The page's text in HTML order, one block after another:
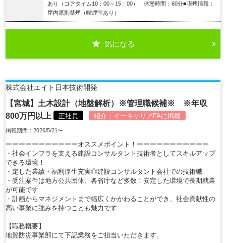
あり（コアタイム10：00～15：00） 休憩時間：60分■喫煙情報：
屋内原則禁煙（喫煙室あり）
気になる
株式会社エイト日本技術開発
【宮城】土木設計（地盤解析）※管理職候補※ ※年収
800万円以上
正社員 紹介： イーキャリアFAに掲載
掲載期間：2026/5/21〜
ーーーーーーーーーーーオススメポイント！ーーーーーーーーーーー
・社会インフラを支える建設コンサルタント技術者としてスキルアップ
できる環境！
・定した業績・福利厚生充実◎建設コンサルタント会社での技術職
・受注案件は地方公共団体、各省庁など多数！安定した環境で長期就業
が可能です
・計画からマネジメントまで幅広くかかわることができ、社会貢献性の
高い事業に強みを持つことも魅力です
【職務概要】
地質防災事業部にて下記業務をご担当いただきます。